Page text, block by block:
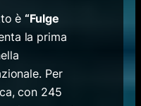
è“Fulge
la prima
Per
con 245